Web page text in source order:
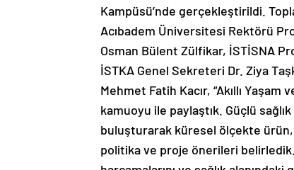
Kampüsü’nde gerçekleştirildi.
Acıbadem Üniversitesi Rektörü
Osman Bülent Zülfikar, İSTİSNA
İSTKA Genel Sekreteri Dr. Ziya
Mehmet Fatih Kacır, “Akıllı Yaşam
kamuoyu ile paylaştık. Güçlü
buluşturarak küresel ölçekte
politika ve proje önerileri